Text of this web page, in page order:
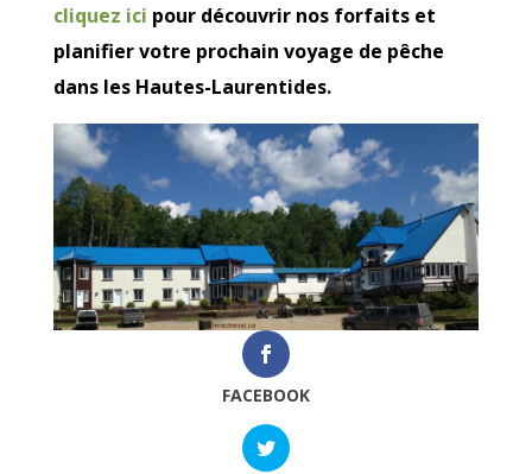
cliquez ici pour découvrir nos forfaits et
planifier votre prochain voyage de pêche
dans les Hautes-Laurentides.
FACEBOOK